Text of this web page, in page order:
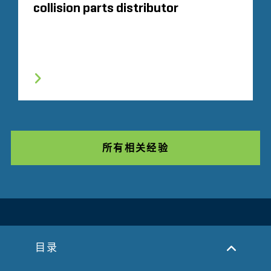
目录
collision parts distributor
所有相关经验